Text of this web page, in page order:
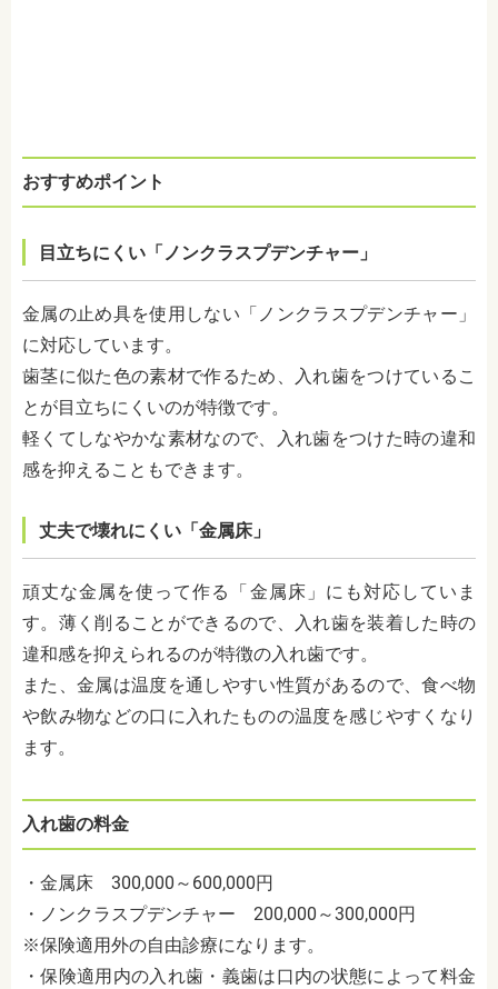
おすすめポイント
目立ちにくい「ノンクラスプデンチャー」
金属の止め具を使用しない「ノンクラスプデンチャー」
に対応しています。
歯茎に似た色の素材で作るため、入れ歯をつけているこ
とが目立ちにくいのが特徴です。
軽くてしなやかな素材なので、入れ歯をつけた時の違和
感を抑えることもできます。
丈夫で壊れにくい「金属床」
頑丈な金属を使って作る「金属床」にも対応していま
す。薄く削ることができるので、入れ歯を装着した時の
違和感を抑えられるのが特徴の入れ歯です。
また、金属は温度を通しやすい性質があるので、食べ物
や飲み物などの口に入れたものの温度を感じやすくなり
ます。
入れ歯の料金
・金属床 300,000～600,000円
・ノンクラスプデンチャー 200,000～300,000円
※保険適用外の自由診療になります。
・保険適用内の入れ歯・義歯は口内の状態によって料金